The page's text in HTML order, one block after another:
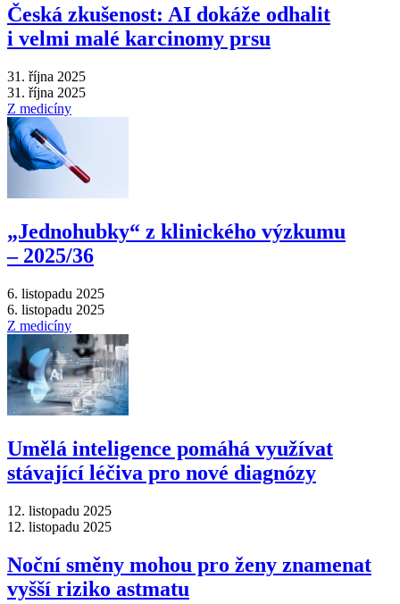
Česká zkušenost: AI dokáže odhalit
i velmi malé karcinomy prsu
31. října 2025
31. října 2025
Z medicíny
„Jednohubky“ z klinického výzkumu
–⁠ 2025/36
6. listopadu 2025
6. listopadu 2025
Z medicíny
Umělá inteligence pomáhá využívat
stávající léčiva pro nové diagnózy
12. listopadu 2025
12. listopadu 2025
Noční směny mohou pro ženy znamenat
vyšší riziko astmatu